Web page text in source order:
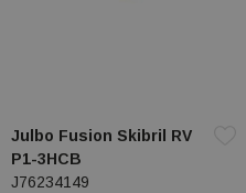
Julbo Fusion Skibril RV
P1-3HCB
J76234149